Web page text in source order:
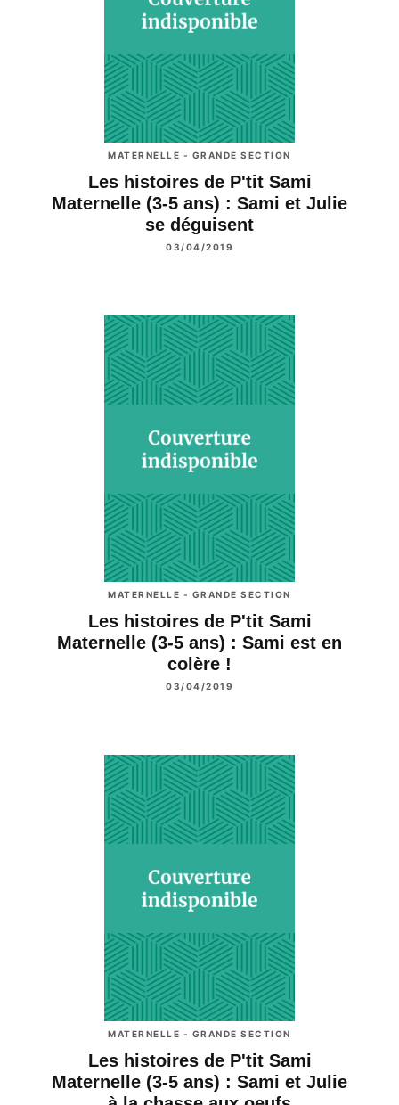
MATERNELLE - GRANDE SECTION
Les histoires de P'tit Sami
Maternelle (3-5 ans) : Sami et Julie
se déguisent
03/04/2019
MATERNELLE - GRANDE SECTION
Les histoires de P'tit Sami
Maternelle (3-5 ans) : Sami est en
colère !
03/04/2019
MATERNELLE - GRANDE SECTION
Les histoires de P'tit Sami
Maternelle (3-5 ans) : Sami et Julie